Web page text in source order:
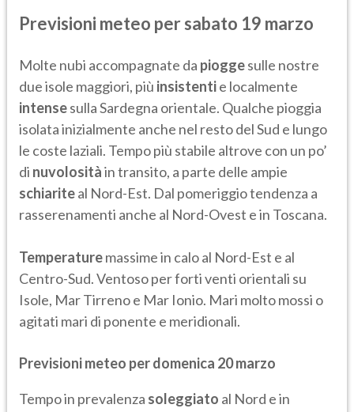
Previsioni meteo per sabato 19 marzo
Molte nubi accompagnate da pioggesulle nostre
due isole maggiori, più insistentie localmente
intensesulla Sardegna orientale. Qualche pioggia
isolata inizialmente anche nel resto del Sud e lungo
le coste laziali. Tempo più stabile altrove con un po’
di nuvolositàin transito, a parte delle ampie
schiariteal Nord-Est. Dal pomeriggio tendenza a
rasserenamenti anche al Nord-Ovest e in Toscana.
Temperaturemassime in calo al Nord-Est e al
Centro-Sud. Ventoso per forti venti orientali su
Isole, Mar Tirreno e Mar Ionio. Mari molto mossi o
agitati mari di ponente e meridionali.
Previsioni meteo per domenica 20 marzo
Tempo in prevalenza soleggiato al Nord e in